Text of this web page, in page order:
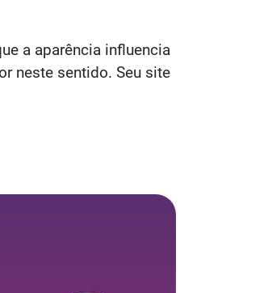
a aparência influencia
neste sentido. Seu site